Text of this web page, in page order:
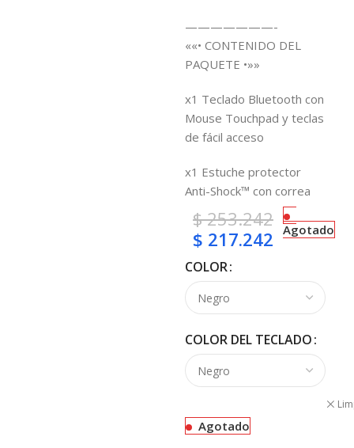
———————-
««• CONTENIDO DEL
PAQUETE •»»
x1 Teclado Bluetooth con
Mouse Touchpad y teclas
de fácil acceso
x1 Estuche protector
Anti-Shock™ con correa
$253.242
$ 217.242 Agotado
COLOR
COLOR DEL TECLADO
Agotado